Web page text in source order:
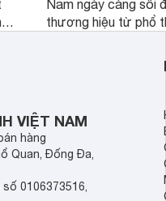
Nam ngày càng sôi
thương hiệu từ phổ
cửa điện tử hãng
sẽ so sánh 5
Demax, Hubert và
VIỆT NAM
hàng
Quan, Đống Đa,
0106373516,